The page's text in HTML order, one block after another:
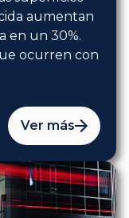
aumentan
en un 30%.
ocurren con
Ver más